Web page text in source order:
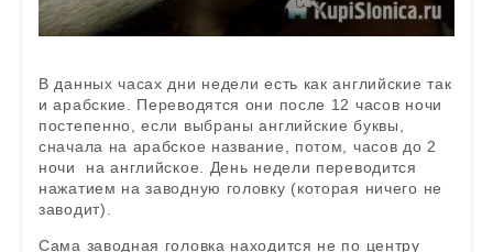
В данных часах дни недели есть как английские так
и арабские. Переводятся они после 12 часов ночи
постепенно, если выбраны английские буквы,
сначала на арабское название, потом, часов до 2
ночи на английское. День недели переводится
нажатием на заводную головку (которая ничего не
заводит).
Сама заводная головка находится не по центру